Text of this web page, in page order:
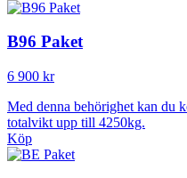
B96 Paket
6 900 kr
Med denna behörighet kan du
totalvikt upp till 4250kg.
Köp